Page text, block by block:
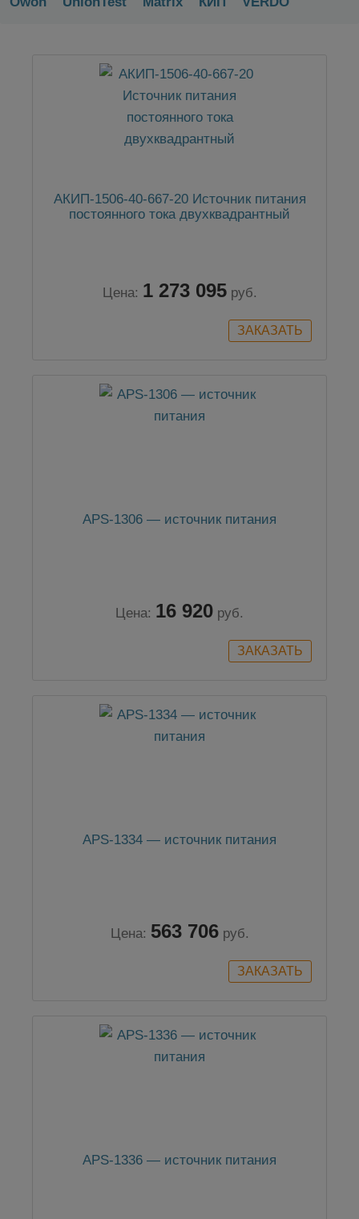
АКИП-1506-40-667-20 Источник питания
постоянного тока двухквадрантный
Цена: 1 273 095 руб.
APS-1306 — источник питания
Цена: 16 920 руб.
APS-1334 — источник питания
Цена: 563 706 руб.
APS-1336 — источник питания